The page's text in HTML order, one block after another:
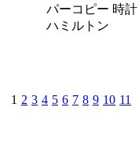
パーコピー 時計
ハミルトン
1 2 3 4 5 6 7 8 9 10 11